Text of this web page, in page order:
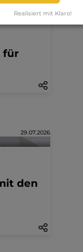
für
29.07.2026
den
Realisiert mit Klaro!